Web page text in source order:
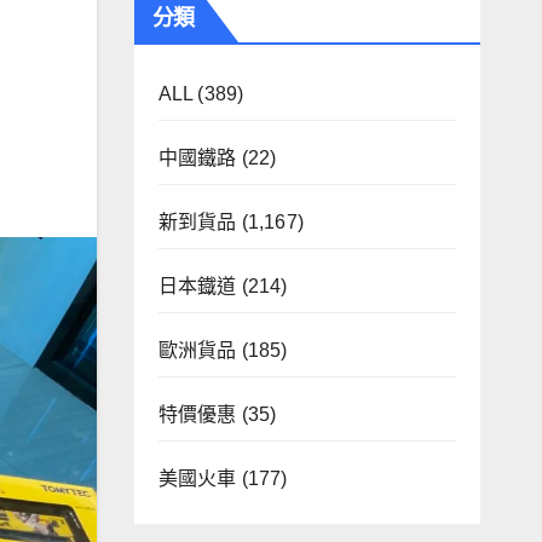
分類
ALL (389)
中國鐵路 (22)
新到貨品 (1,167)
日本鐡道 (214)
歐洲貨品 (185)
特價優惠 (35)
美國火車 (177)